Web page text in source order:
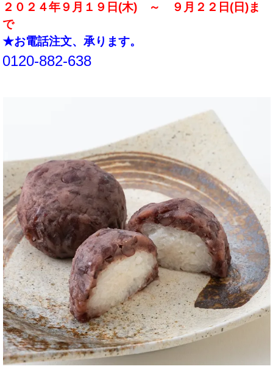
２０２４年９月１９日(木) ～ ９月２２日(日)ま
で
★お電話注文、承ります。
0120-882-638